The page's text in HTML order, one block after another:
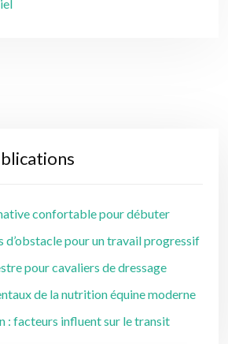
confortable pour débuter
d’obstacle pour un travail progressif
pour cavaliers de dressage
de la nutrition équine moderne
: facteurs influent sur le transit